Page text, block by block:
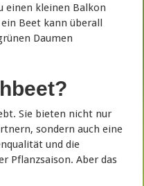
einen kleinen Balkon
Beet kann überall
Daumen
Sie bieten nicht nur
sondern auch eine
und die
Pflanzsaison. Aber das